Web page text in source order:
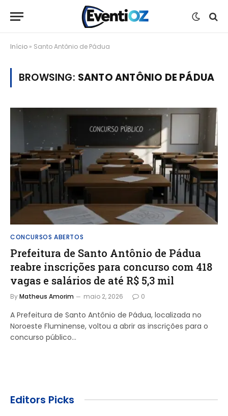
Início » Santo Antônio de Pádua
BROWSING: SANTO ANTÔNIO DE PÁDUA
CONCURSOS ABERTOS
Prefeitura de Santo Antônio de Pádua
reabre inscrições para concurso com 418
vagas e salários de até R$ 5,3 mil
ByMatheus Amorim maio 2, 2026 0
A Prefeitura de Santo Antônio de Pádua, localizada no
Noroeste Fluminense, voltou a abrir as inscrições para o
concurso público…
Editors Picks